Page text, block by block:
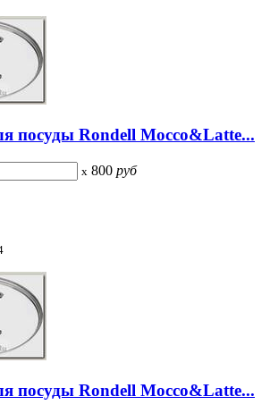
посуды Rondell Mocco&Latte...
x 800 руб
посуды Rondell Mocco&Latte...